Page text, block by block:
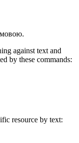
against text and
by these commands:
resource by text: